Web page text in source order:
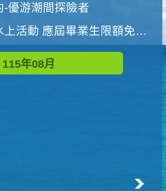
優游潮間探險者
動 應屆畢業生限額免費參加
115年08月